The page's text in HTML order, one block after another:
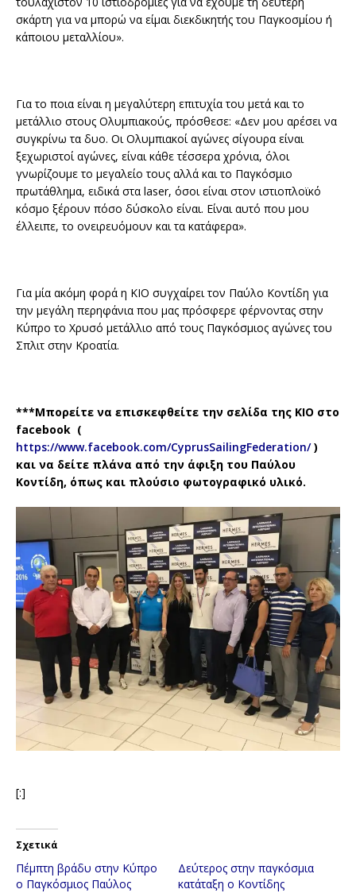
σκάρτη για να μπορώ να είμαι διεκδικητής του Παγκοσμίου ή
κάποιου μεταλλίου».
Για το ποια είναι η μεγαλύτερη επιτυχία του μετά και το
μετάλλιο στους Ολυμπιακούς, πρόσθεσε: «Δεν μου αρέσει να
συγκρίνω τα δυο. Οι Ολυμπιακοί αγώνες σίγουρα είναι
ξεχωριστοί αγώνες, είναι κάθε τέσσερα χρόνια, όλοι
γνωρίζουμε το μεγαλείο τους αλλά και το Παγκόσμιο
πρωτάθλημα, ειδικά στα laser, όσοι είναι στον ιστιοπλοϊκό
κόσμο ξέρουν πόσο δύσκολο είναι. Είναι αυτό που μου
έλλειπε, το ονειρευόμουν και τα κατάφερα».
Για μία ακόμη φορά η ΚΙΟ συγχαίρει τον Παύλο Κοντίδη για
την μεγάλη περηφάνια που μας πρόσφερε φέρνοντας στην
Κύπρο το Χρυσό μετάλλιο από τους Παγκόσμιος αγώνες του
Σπλιτ στην Κροατία.
***Μπορείτε να επισκεφθείτε την σελίδα της ΚΙΟ στο
facebook (
https://www.facebook.com/CyprusSailingFederation/)
και να δείτε πλάνα από την άφιξη του Παύλου
Κοντίδη, όπως και πλούσιο φωτογραφικό υλικό.
[:]
Σχετικά
Πέμπτη βράδυ στην Κύπρο
ο Παγκόσμιος Παύλος
Δεύτερος στην παγκόσμια
κατάταξη ο Κοντίδης